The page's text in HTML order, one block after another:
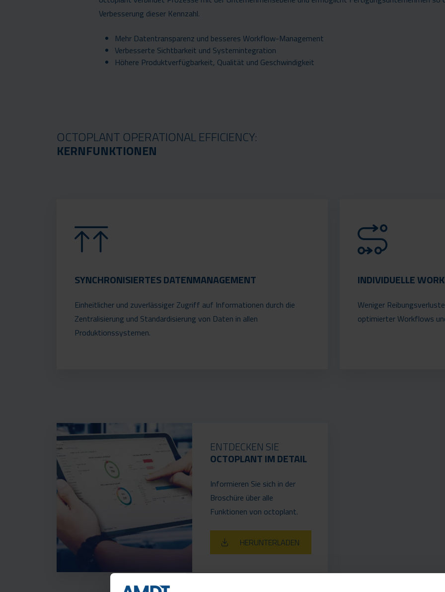
Verbesserung dieser Kennzahl.
Mehr Datentransparenz und besseres Workflow-Management
Verbesserte Sichtbarkeit und Systemintegration
Höhere Produktverfügbarkeit, Qualität und Geschwindigkeit
OCTOPLANT OPERATIONAL EFFICIENCY:
KERNFUNKTIONEN
SYNCHRONISIERTES DATENMANAGEMENT
Einheitlicher und zuverlässiger Zugriff auf Informationen durch die
Zentralisierung und Standardisierung von Daten in allen
Produktionssystemen.
INDIVIDUELLE
Weniger
optimierter Workflows
ENTDECKEN SIE
OCTOPLANT IM DETAIL
Informieren Sie sich in der
Broschüre über alle
Funktionen von octoplant.
HERUNTERLADEN